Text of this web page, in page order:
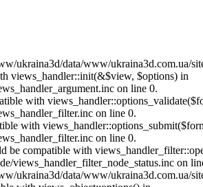
ukraina3d/data/www/ukraina3d.com.ua/
views_handler::init(&$view, $options) in
on line 0.
with
on line 0.
with
on line 0.
be compatible with
views_handler_filter_node_status.inc on
ukraina3d/data/www/ukraina3d.com.ua/